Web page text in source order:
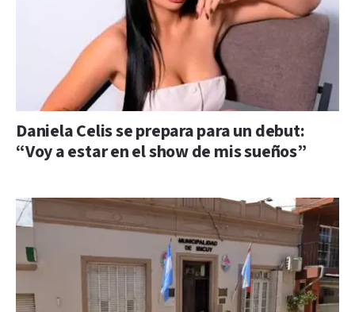
Daniela Celis se prepara para un debut:
“Voy a estar en el show de mis sueños”